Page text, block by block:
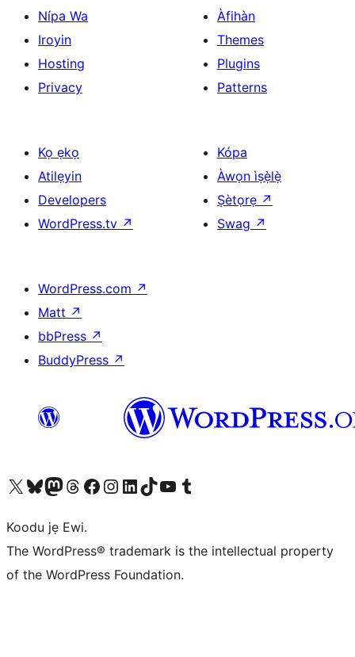
Nípa Wa
Iroyin
Hosting
Privacy
Àfihàn
Themes
Plugins
Patterns
Kọ ẹkọ
Atilẹyin
Developers
WordPress.tv ↗
Kópa
Àwọn ìṣẹ̀lẹ̀
Ṣètọrẹ ↗
Swag ↗
WordPress.com ↗
Matt ↗
bbPress ↗
BuddyPress ↗
Ṣabẹwo sí àkàùntù X (Twitter tẹ́lẹ̀) waBẹwo akanti Bluesky waLọ sí àkáǹtì Mastodon waBẹwo akanti Threads waṢabẹwo si Facebook waVisit our Instagram account
Visit our LinkedIn account
Bẹwo akanti TikTok waVisit our YouTube channel
Bẹwo akanti Tumblr wa
Koodu jẹ Ewi.
The WordPress® trademark is the intellectual property
of the WordPress Foundation.